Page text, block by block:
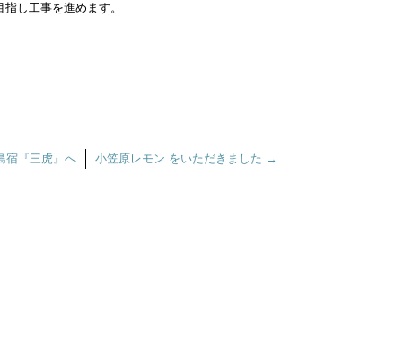
し工事を進めます。
『三虎』へ 小笠原レモン をいただきました →